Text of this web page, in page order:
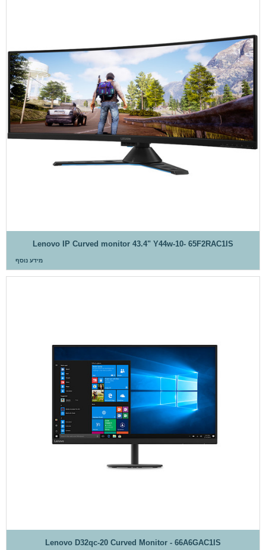
Lenovo IP Curved monitor 43.4" Y44w-10- 65F2RAC1IS
מידע נוסף
Lenovo D32qc-20 Curved Monitor - 66A6GAC1IS